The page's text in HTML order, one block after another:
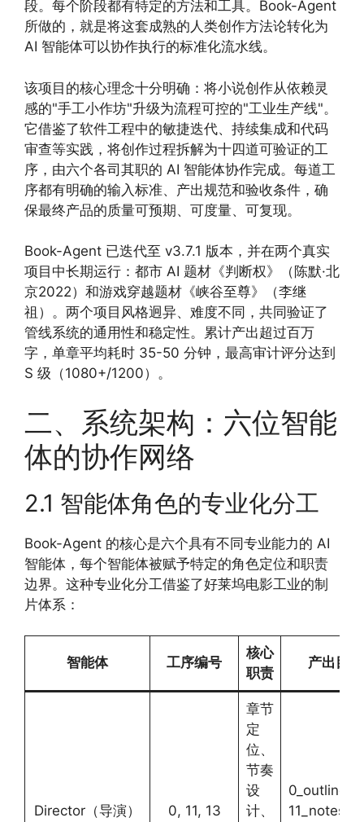
段。每个阶段都有特定的方法和工具。Book-Agent
所做的，就是将这套成熟的人类创作方法论转化为
AI 智能体可以协作执行的标准化流水线。
该项目的核心理念十分明确：将小说创作从依赖灵
感的"手工小作坊"升级为流程可控的"工业生产线"。
它借鉴了软件工程中的敏捷迭代、持续集成和代码
审查等实践，将创作过程拆解为十四道可验证的工
序，由六个各司其职的 AI 智能体协作完成。每道工
序都有明确的输入标准、产出规范和验收条件，确
保最终产品的质量可预期、可度量、可复现。
Book-Agent 已迭代至 v3.7.1 版本，并在两个真实
项目中长期运行：都市 AI 题材《判断权》（陈默·北
京2022）和游戏穿越题材《峡谷至尊》（李继
祖）。两个项目风格迥异、难度不同，共同验证了
管线系统的通用性和稳定性。累计产出超过百万
字，单章平均耗时 35-50 分钟，最高审计评分达到
S 级（1080+/1200）。
二、系统架构：六位智能
体的协作网络
2.1 智能体角色的专业化分工
Book-Agent 的核心是六个具有不同专业能力的 AI
智能体，每个智能体被赋予特定的角色定位和职责
边界。这种专业化分工借鉴了好莱坞电影工业的制
片体系：
智能体 工序编号
核心
职责
产出目录
Director（导演） 0, 11, 13
章节
定
位、
节奏
设
计、
0_outline/
11_notes/